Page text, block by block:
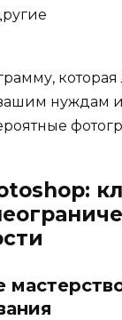
которая
вашим нуждам